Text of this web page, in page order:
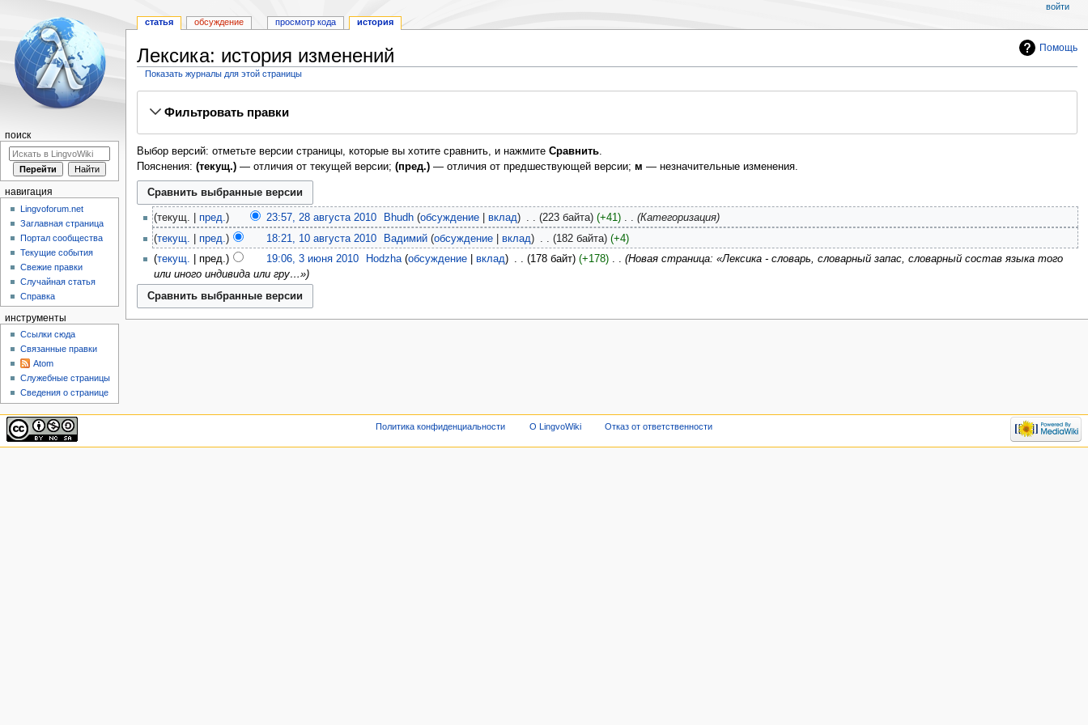
Помощь
Лексика: история изменений
Показать журналы для этой страницы
Фильтровать правки
Выбор версий: отметьте версии страницы, которые вы хотите сравнить, и нажмите Сравнить.
Пояснения: (текущ.)— отличия от текущей версии; (пред.)— отличия от предшествующей версии; м — незначительные изменения.
текущ. пред. 23:57, 28 августа 2010‎ Bhudh обсуждение вклад 223 байта +41 ‎
Категоризация
текущ.
пред. 18:21, 10 августа 2010‎ Вадимий обсуждение вклад 182 байта
+4
текущ.
пред. 19:06, 3 июня 2010‎ Hodzha обсуждение вклад 178 байт +178 ‎
Новая страница: «Лексика - словарь, словарный запас, словарный состав языка того
или иного индивида или гру…»
статья обсуждение просмотр кода история
войти
поиск
навигация
Lingvoforum.net
Заглавная страница
Портал сообщества
Текущие события
Свежие правки
Случайная статья
Справка
инструменты
Ссылки сюда
Связанные правки
Atom
Служебные страницы
Сведения о странице
Политика конфиденциальности О LingvoWiki Отказ от ответственности